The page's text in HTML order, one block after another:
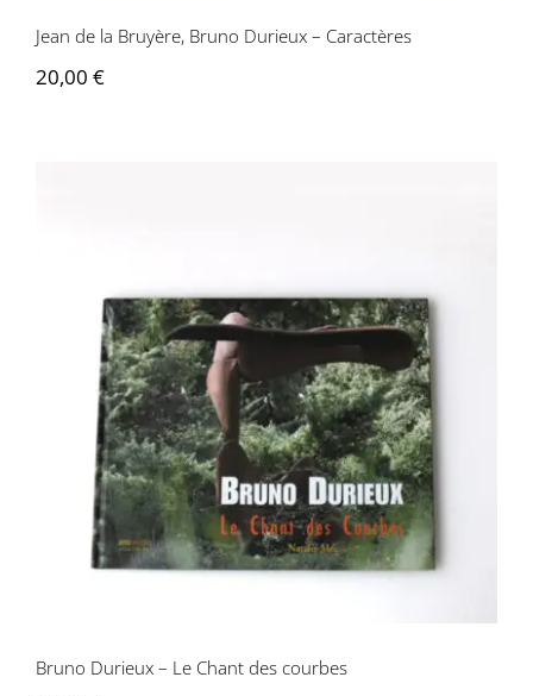
Contactez-nous
Jean de la Bruyère, Bruno Durieux – Caractères
20,00 €
Bruno Durieux – Le Chant des courbes
Bruno Durieux – Le Chant des courbes